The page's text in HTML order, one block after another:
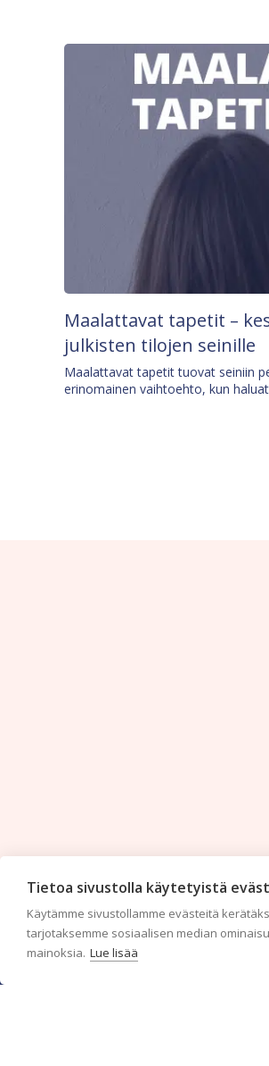
Tietoa sivustolla käytetyistä
Käytämme sivustollamme evästeitä
tarjotaksemme sosiaalisen median
mainoksia. Lue lisää
Maalattavat tapetit –
julkisten tilojen seinille
Maalattavat tapetit tuovat seiniin
erinomainen vaihtoehto, kun